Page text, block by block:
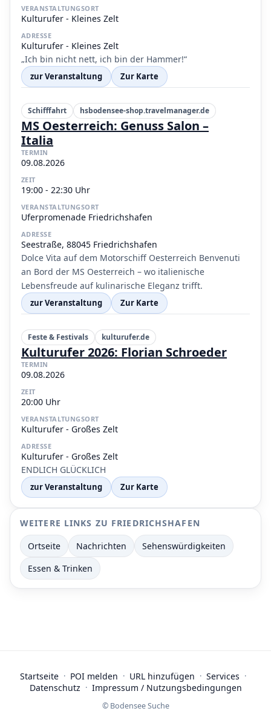
VERANSTALTUNGSORT
Kulturufer - Kleines Zelt
ADRESSE
Kulturufer - Kleines Zelt
„Ich bin nicht nett, ich bin der Hammer!“
zur Veranstaltung Zur Karte
Schifffahrt hsbodensee-shop.travelmanager.de
MS Oesterreich: Genuss Salon –
Italia
TERMIN
09.08.2026
ZEIT
19:00 - 22:30 Uhr
VERANSTALTUNGSORT
Uferpromenade Friedrichshafen
ADRESSE
Seestraße, 88045 Friedrichshafen
Dolce Vita auf dem Motorschiff Oesterreich Benvenuti
an Bord der MS Oesterreich – wo italienische
Lebensfreude auf kulinarische Eleganz trifft.
zur Veranstaltung Zur Karte
Feste & Festivals kulturufer.de
Kulturufer 2026: Florian Schroeder
TERMIN
09.08.2026
ZEIT
20:00 Uhr
VERANSTALTUNGSORT
Kulturufer - Großes Zelt
ADRESSE
Kulturufer - Großes Zelt
ENDLICH GLÜCKLICH
zur Veranstaltung Zur Karte
WEITERE LINKS ZU FRIEDRICHSHAFEN
Ortseite
Nachrichten
Sehenswürdigkeiten
Essen & Trinken
Startseite · POI melden · URL hinzufügen · Services ·
Datenschutz · Impressum / Nutzungsbedingungen
© Bodensee Suche